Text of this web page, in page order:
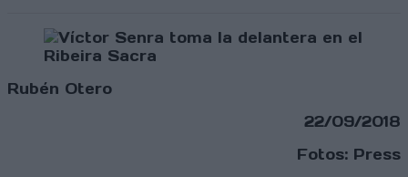
Rubén Otero
22/09/2018
Fotos: Press